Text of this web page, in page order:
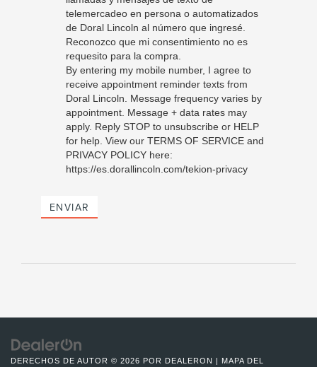
telemercadeo en persona o automatizados
de Doral Lincoln al número que ingresé.
Reconozco que mi consentimiento no es
requesito para la compra.
By entering my mobile number, I agree to
receive appointment reminder texts from
Doral Lincoln. Message frequency varies by
appointment. Message + data rates may
apply. Reply STOP to unsubscribe or HELP
for help. View our TERMS OF SERVICE and
PRIVACY POLICY here:
https://es.dorallincoln.com/tekion-privacy
ENVIAR
DERECHOS DE AUTOR © 2026 POR DEALERON | MAPA DEL